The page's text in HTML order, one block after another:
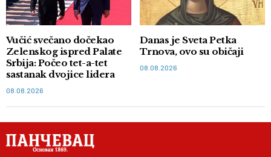
Vučić svečano dočekao
Zelenskog ispred Palate
Srbija: Počeo tet-a-tet
sastanak dvojice lidera
08.08.2026
Danas je Sveta Petka
Trnova, ovo su običaji
08.08.2026